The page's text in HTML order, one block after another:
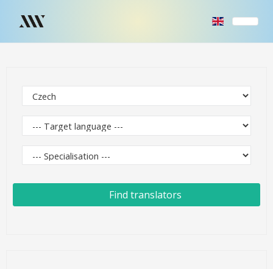
Find translators